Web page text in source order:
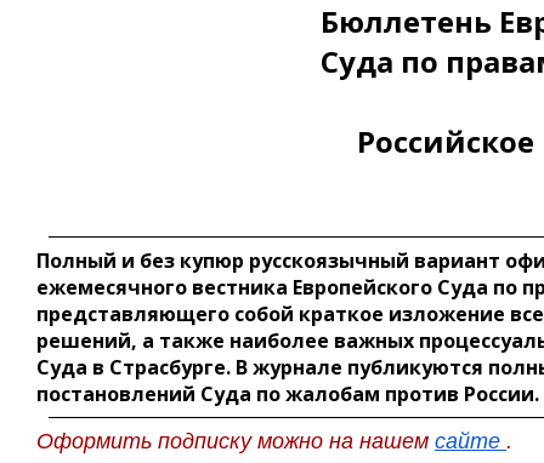
Бюллетень
Суда по
Полный и без купюр русскоязычный вариант
ежемесячного вестника Европейского Суда по
представляющего собой краткое изложение
решений, а также наиболее важных
Суда в Страсбурге. В журнале публикуются
постановлений Суда по жалобам против России.
Оформить подписку можно на нашем сайте .